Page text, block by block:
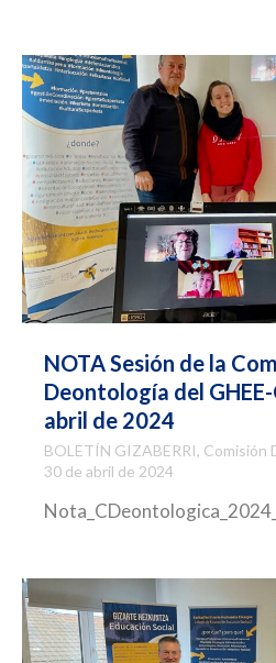
NOTA Sesión de la
Deontología del
abril de 2024
BOLETÍN GIZABERRI, Comisión
30 de abril de 2024